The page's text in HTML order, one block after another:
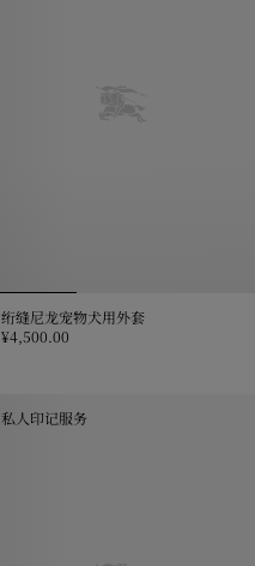
绗缝尼龙宠物犬用外套
¥4,500.00
私人印记服务